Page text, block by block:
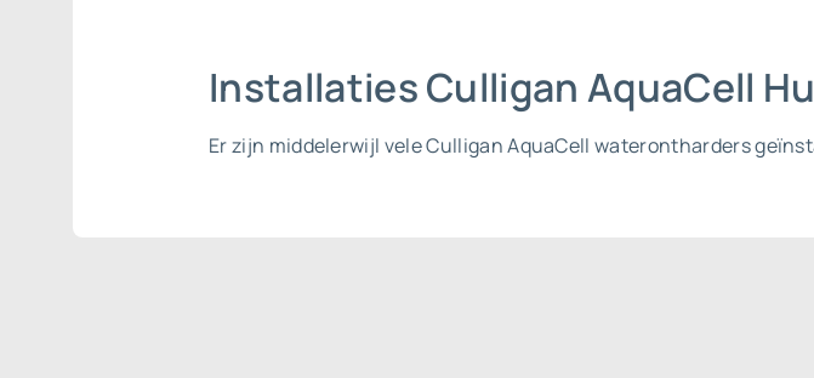
Installaties Culligan AquaCell
Er zijn middelerwijl vele Culligan AquaCell waterontharders